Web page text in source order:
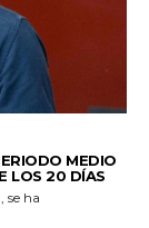
MEDIO
LOS 20 DÍAS
se ha